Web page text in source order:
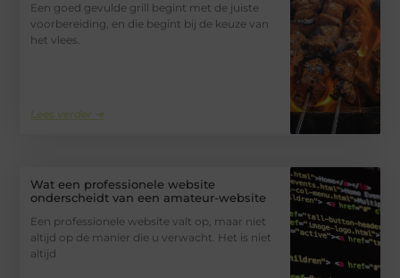
Een goed gevulde grill begint met de juiste
voorbereiding, en die begint bij de keuze van
het vlees.
Lees verder ➜
Wat een professionele website
onderscheidt van een amateur-website
Een professionele website valt op, maar niet
altijd op de manier die u verwacht. Het is niet
altijd